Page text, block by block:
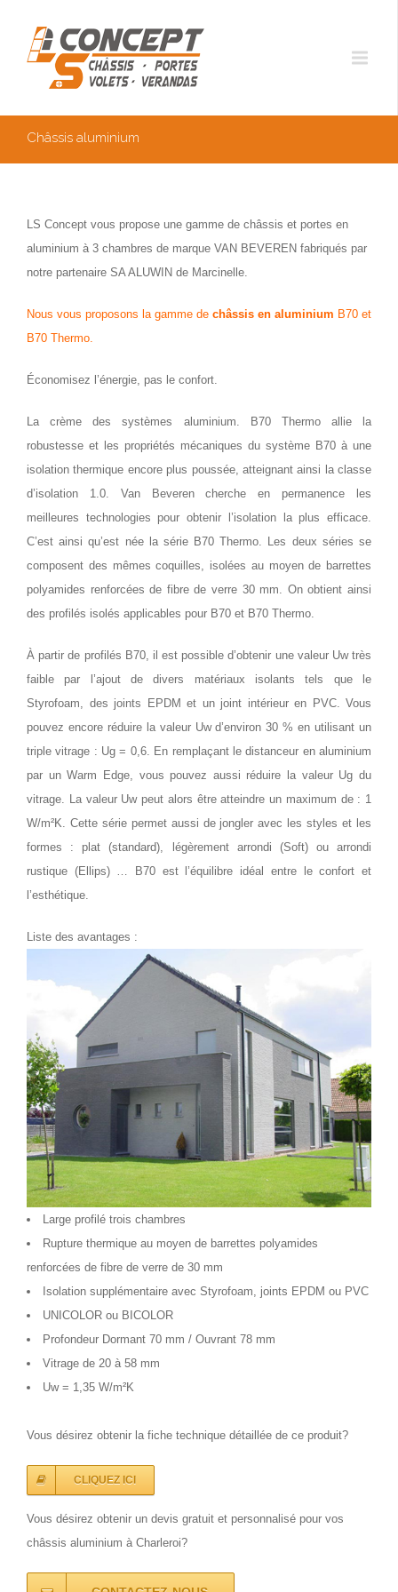
Châssis aluminium
LS Concept vous propose une gamme de châssis et portes en
aluminium à 3 chambres de marque VAN BEVEREN fabriqués par
notre partenaire SA ALUWIN de Marcinelle.
Nous vous proposons la gamme de châssis en aluminium B70 et
B70 Thermo.
Économisez l’énergie, pas le confort.
La crème des systèmes aluminium. B70 Thermo allie la
robustesse et les propriétés mécaniques du système B70 à une
isolation thermique encore plus poussée, atteignant ainsi la classe
d’isolation 1.0. Van Beveren cherche en permanence les
meilleures technologies pour obtenir l’isolation la plus efficace.
C’est ainsi qu’est née la série B70 Thermo. Les deux séries se
composent des mêmes coquilles, isolées au moyen de barrettes
polyamides renforcées de fibre de verre 30 mm. On obtient ainsi
des profilés isolés applicables pour B70 et B70 Thermo.
À partir de profilés B70, il est possible d’obtenir une valeur Uw très
faible par l’ajout de divers matériaux isolants tels que le
Styrofoam, des joints EPDM et un joint intérieur en PVC. Vous
pouvez encore réduire la valeur Uw d’environ 30 % en utilisant un
triple vitrage : Ug = 0,6. En remplaçant le distanceur en aluminium
par un Warm Edge, vous pouvez aussi réduire la valeur Ug du
vitrage. La valeur Uw peut alors être atteindre un maximum de : 1
W/m²K. Cette série permet aussi de jongler avec les styles et les
formes : plat (standard), légèrement arrondi (Soft) ou arrondi
rustique (Ellips) … B70 est l’équilibre idéal entre le confort et
l’esthétique.
Liste des avantages :
Large profilé trois chambres
Rupture thermique au moyen de barrettes polyamides
renforcées de fibre de verre de 30 mm
Isolation supplémentaire avec Styrofoam, joints EPDM ou PVC
UNICOLOR ou BICOLOR
Profondeur Dormant 70 mm / Ouvrant 78 mm
Vitrage de 20 à 58 mm
Uw = 1,35 W/m²K
Vous désirez obtenir la fiche technique détaillée de ce produit?
CLIQUEZ ICI
Vous désirez obtenir un devis gratuit et personnalisé pour vos
châssis aluminium à Charleroi?